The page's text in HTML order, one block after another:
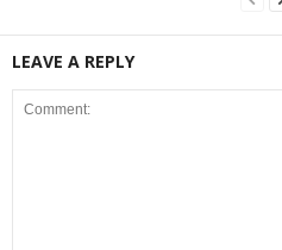
LEAVE A REPLY